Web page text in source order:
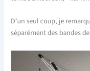
D’un seul coup, je
séparément des bandes